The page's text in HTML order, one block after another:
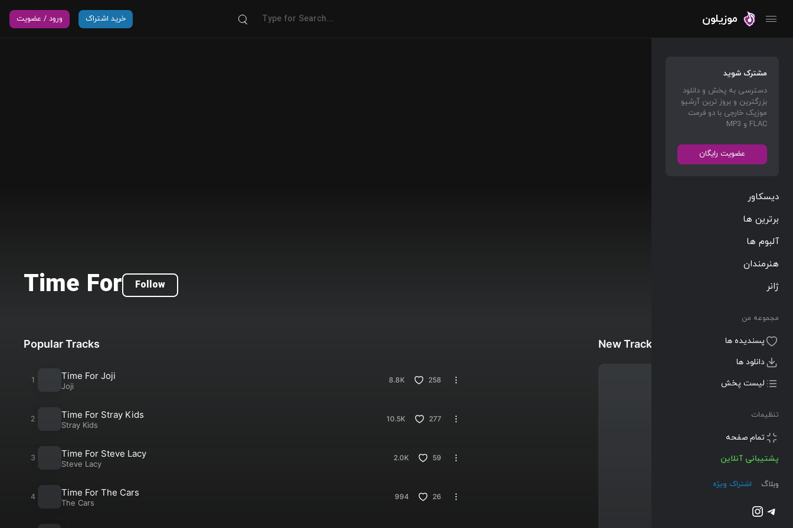
موزیلون خرید اشتراک ورود / عضویت
مشترک شوید
دسترسی به پخش و دانلود
بزرگترین و بروز ترین آرشیو
موزیک خارجی با دو فرمت
FLAC و MP3
عضویت رایگان
دیسکاور
برترین ها
آلبوم ها
هنرمندان
ژانر
مجموعه من
پسندیده ها
دانلود ها
لیست پخش
تنظیمات
تمام صفحه
پشتیبانی آنلاین
وبلاگ اشتراک ویژه
تلگراماینستاگرم
Time For Follow
Popular Tracks
Time For Joji
Joji
8.8K 258
Time For Stray Kids
Stray Kids
10.5K 277
Time For Steve Lacy
Steve Lacy
2.0K 59
Time For The Cars
The Cars
994 26
New Tracks